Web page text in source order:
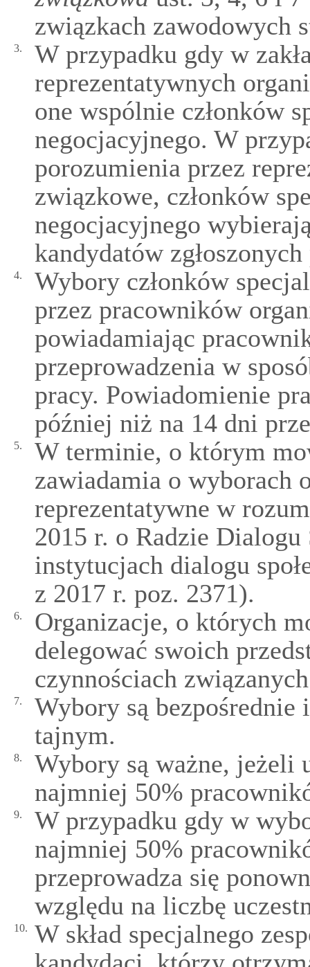
związkach zawodowych
3.
W przypadku gdy w
reprezentatywnych
one wspólnie członków
negocjacyjnego. W
porozumienia przez
związkowe, członków
negocjacyjnego
kandydatów
4.
Wybory członków
przez pracowników
powiadamiając
przeprowadzenia w
pracy. Powiadomienie
później niż na 14 dni
5.
W terminie, o którym
zawiadamia o wyborach
reprezentatywne w
2015 r. o Radzie Dialogu
instytucjach dialogu
z 2017 r. poz. 2371).
6.
Organizacje, o których
delegować swoich
czynnościach
7.
Wybory są bezpośrednie
tajnym.
8.
Wybory są ważne, jeżeli
najmniej 50%
9.
W przypadku gdy w
najmniej 50%
przeprowadza się
względu na liczbę
10.
W skład specjalnego